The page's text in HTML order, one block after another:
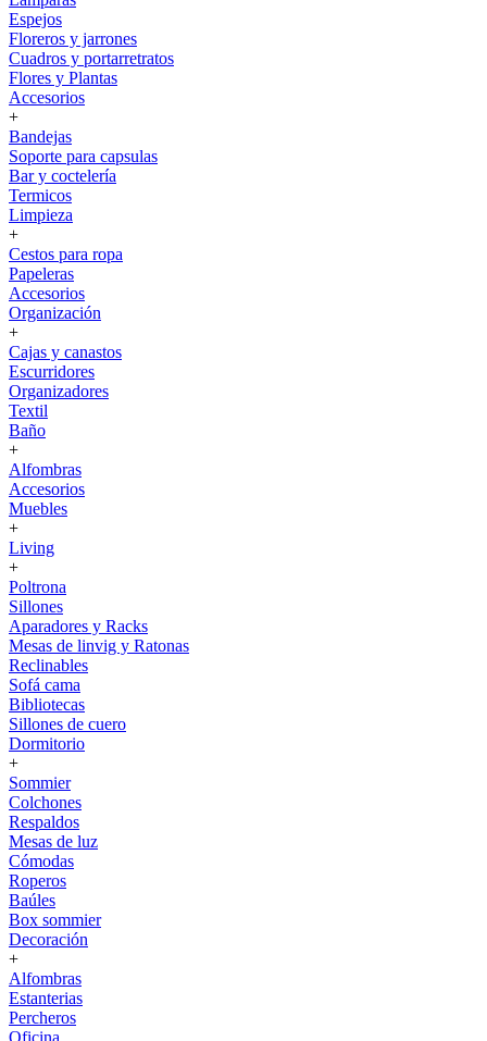
Espejos
Floreros y jarrones
Cuadros y portarretratos
Flores y Plantas
Accesorios
+
Bandejas
Soporte para capsulas
Bar y coctelería
Termicos
Limpieza
+
Cestos para ropa
Papeleras
Accesorios
Organización
+
Cajas y canastos
Escurridores
Organizadores
Textil
Baño
+
Alfombras
Accesorios
Muebles
+
Living
+
Poltrona
Sillones
Aparadores y Racks
Mesas de linvig y Ratonas
Reclinables
Sofá cama
Bibliotecas
Sillones de cuero
Dormitorio
+
Sommier
Colchones
Respaldos
Mesas de luz
Cómodas
Roperos
Baúles
Box sommier
Decoración
+
Alfombras
Estanterias
Percheros
Oficina